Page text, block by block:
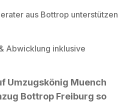
aus Bottrop unterstützen
Abwicklung inklusive
Umzugskönig Muench
Bottrop Freiburg so